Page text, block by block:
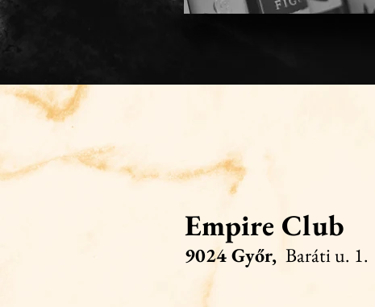
9024 Győr, Baráti u. 1.
Empire Club